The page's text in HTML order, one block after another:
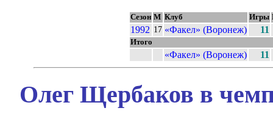
Сезон М Клуб Игры
1992 17 «Факел» (Воронеж) 11
Итого
«Факел» (Воронеж) 11
Олег Щербаков в